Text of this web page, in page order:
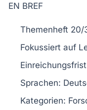
EN BREF
Themenheft 20/
Fokussiert auf
Sprachen:
Kategorien: